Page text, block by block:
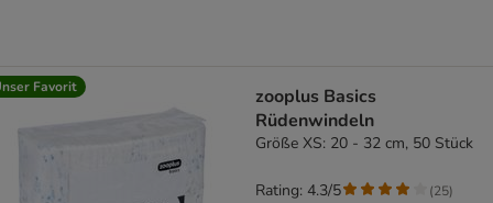
Favorit
zooplus Basics
Rüdenwindeln
Größe XS: 20 - 32 cm, 50 Stück
Rating: 4.3/5 (25)